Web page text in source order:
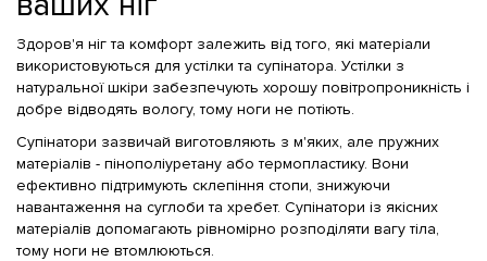
Здоров'я ніг та комфорт залежить від того, які матеріали
використовуються для устілки та супінатора. Устілки з
натуральної шкіри забезпечують хорошу повітропроникність і
добре відводять вологу, тому ноги не потіють.
Супінатори зазвичай виготовляють з м'яких, але пружних
матеріалів - пінополіуретану або термопластику. Вони
ефективно підтримують склепіння стопи, знижуючи
навантаження на суглоби та хребет. Супінатори із якісних
матеріалів допомагають рівномірно розподіляти вагу тіла,
тому ноги не втомлюються.